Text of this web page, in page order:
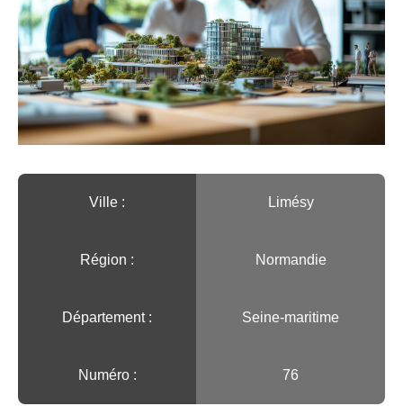
Ville :️ Limésy
Région :️ Normandie
Département : Seine-maritime
Numéro : 76